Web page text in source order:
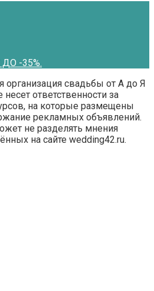
-35%.
организация свадьбы от А до Я
ответственности за
на которые размещены
рекламных объявлений.
не разделять мнения
на сайте wedding42.ru.